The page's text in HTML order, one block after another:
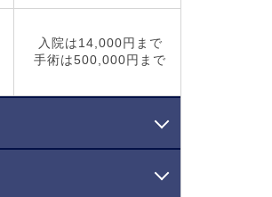
入院は14,000円まで
手術は500,000円まで